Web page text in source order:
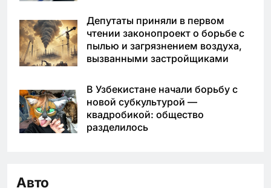
Депутаты приняли в первом
чтении законопроект о борьбе с
пылью и загрязнением воздуха,
вызванными застройщиками
В Узбекистане начали борьбу с
новой субкультурой —
квадробикой: общество
разделилось
Авто